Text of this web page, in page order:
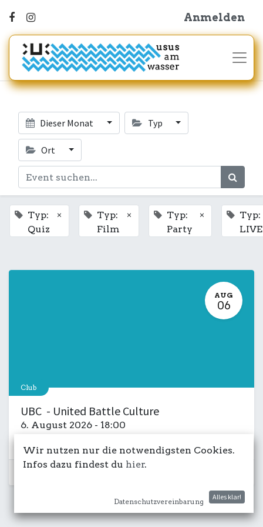
Anmelden
Dieser Monat Typ
Ort
Typ:
Quiz
×
Typ:
Film
×
Typ:
Party
×
Typ:
LIVE
AUG
06
Club
UBC - United Battle Culture
6. August 2026 - 18:00
Wir nutzen nur die notwendigsten Cookies.
Infos dazu findest du hier.
Datenschutzvereinbarung
Alles klar!